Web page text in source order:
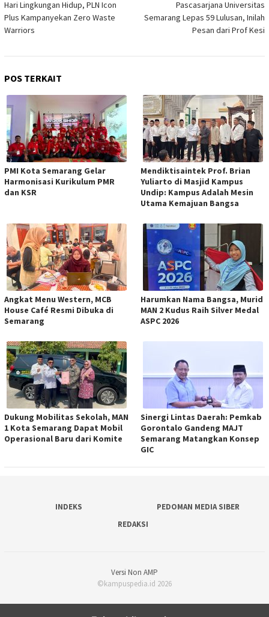
pos
Hari Lingkungan Hidup, PLN Icon
Plus Kampanyekan Zero Waste
Warriors
Pascasarjana Universitas
Semarang Lepas 59 Lulusan, Inilah
Pesan dari Prof Kesi
POS TERKAIT
PMI Kota Semarang Gelar
Harmonisasi Kurikulum PMR
dan KSR
Mendiktisaintek Prof. Brian
Yuliarto di Masjid Kampus
Undip: Kampus Adalah Mesin
Utama Kemajuan Bangsa
Angkat Menu Western, MCB
House Café Resmi Dibuka di
Semarang
Harumkan Nama Bangsa, Murid
MAN 2 Kudus Raih Silver Medal
ASPC 2026
Dukung Mobilitas Sekolah, MAN
1 Kota Semarang Dapat Mobil
Operasional Baru dari Komite
Sinergi Lintas Daerah: Pemkab
Gorontalo Gandeng MAJT
Semarang Matangkan Konsep
GIC
INDEKS
PEDOMAN MEDIA SIBER
REDAKSI
Versi Non AMP
©kampuspedia.id 2026